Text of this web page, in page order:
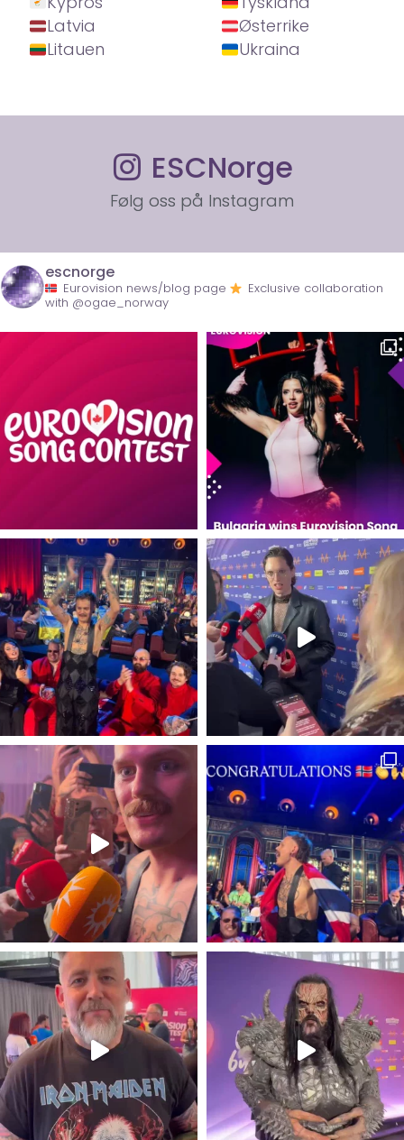
Latvia
Litauen
Østerrike
Ukraina
ESCNorge
Følg oss på Instagram
escnorge
Eurovision news/blog page
Exclusive collaboration
with @ogae_norway